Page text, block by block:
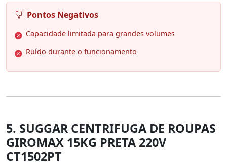
Pontos Negativos
Capacidade limitada para grandes volumes
Ruído durante o funcionamento
5. SUGGAR CENTRIFUGA DE ROUPAS
GIROMAX 15KG PRETA 220V
CT1502PT